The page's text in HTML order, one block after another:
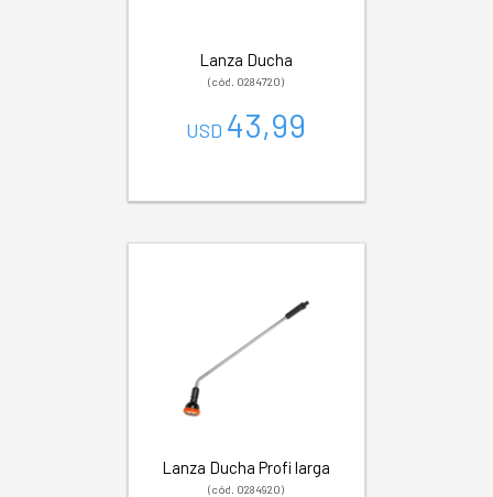
Lanza Ducha
(cód. 0284720)
USD 43,99
Lanza Ducha Profi larga
(cód. 0284920)